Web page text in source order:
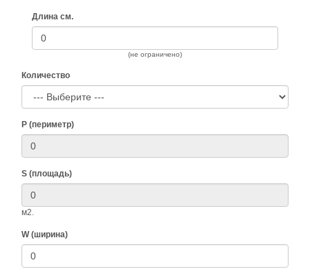
Длина см.
(не ограничено)
Количество
P (периметр)
S (площадь)
м2.
W (ширина)